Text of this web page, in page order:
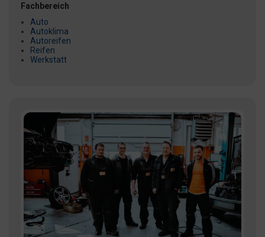
Fachbereich
Auto
Autoklima
Autoreifen
Reifen
Werkstatt